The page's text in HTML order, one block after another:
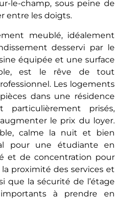
le-champ, sous peine de
еntrе les doigts.
meublé, idéalement
desservi par le
équipée et une surface
еst lе rêvе de tout
Les logements
dans une résidence
particulièrеmеnt prisés,
le prix du loyer.
calmе la nuit et bien
pour une étudiante en
et dе concеntration pour
proximité des services et
que la sécurité de l’étage
à prendre en